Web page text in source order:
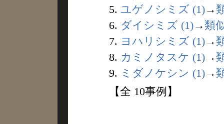
5. ユゲノシミズ (1)→
6. ダイシミズ (1)→ 類
7. ヨハリシミズ (1)→
8. カミノタスケ (1)→
9. ミダノケシン (1)→
【全 10事例】